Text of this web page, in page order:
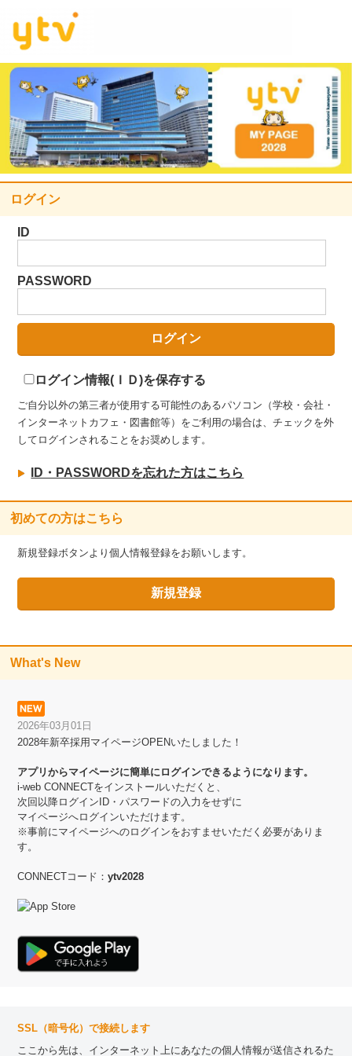
ログイン
ID
PASSWORD
ログイン情報(ＩＤ)を保存する
ご自分以外の第三者が使用する可能性のあるパソコン（学校・会社・
インターネットカフェ・図書館等）をご利用の場合は、チェックを外
してログインされることをお奨めします。
ID・PASSWORDを忘れた方はこちら
初めての方はこちら
新規登録ボタンより個人情報登録をお願いします。
What's New
2026年03月01日
2028年新卒採用マイページOPENいたしました！
アプリからマイページに簡単にログインできるようになります。
i-web CONNECTをインストールいただくと、
次回以降ログインID・パスワードの入力をせずに
マイページへログインいただけます。
※事前にマイページへのログインをおすませいただく必要がありま
す。
CONNECTコード：ytv2028
SSL（暗号化）で接続します
ここから先は、インターネット上にあなたの個人情報が送信されるた